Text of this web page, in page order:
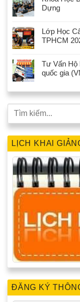
Dựng
Lớp Học
TPHCM
Tư Vấn Hộ
quốc gia
LỊCH KHAI
ĐĂNG KÝ